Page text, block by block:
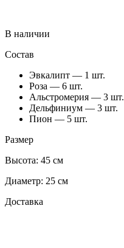
В наличии
Состав
Эвкалипт — 1 шт.
Роза — 6 шт.
Альстромерия — 3 шт.
Дельфиниум — 3 шт.
Пион — 5 шт.
Размер
Высота: 45 см
Диаметр: 25 см
Доставка